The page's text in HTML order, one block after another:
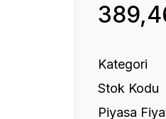
Kategori
Stok Kodu
Piyasa